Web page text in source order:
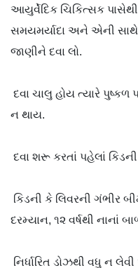
આયુર્વેદિક ચિકિત્સક
સમયમર્યાદા અને એની
જાણીને દવા લો.
દવા ચાલુ હોય ત્યારે
ન થાય.
દવા શરૂ કરતાં પહેલાં કિડની
કિડની કે લિવરની ગંભીર
દરમ્યાન, ૧૨ વર્ષથી
નિર્ધારિત ડોઝથી વધુ ન